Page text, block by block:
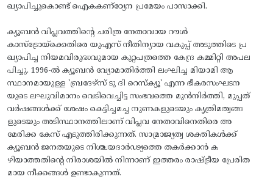
ഖ്യാപിച്ചുകൊണ്ട് ഐകകണ്ഠ്യേന പ്രമേയം പാസാക്കി.
ക്യൂബൻ വിപ്ലവത്തിന്റെ ചരിത്ര നേതാവായ റൗൾ
കാസ്ട്രോയ്ക്കെതിരെ യുഎസ് നീതിന്യായ വകുപ്പ് അടുത്തിടെ പ്ര
ഖ്യാപിച്ച നിയമവിരുദ്ധവുമായ കുറ്റപത്രത്തെ കേന്ദ്ര കമ്മിറ്റി അപല
പിച്ചു. 1996-ൽ ക്യൂബൻ വ്യോമാതിർത്തി ലംഘിച്ച മിയാമി ആ
സ്ഥാനമായുള്ള 'ബ്രദേഴ്സ് ടു ദി റെസ്ക്യൂ' എന്ന ഭീകരസംഘടന
യുടെ ലഘുവിമാനം വെടിവെച്ചിട്ട സംഭവത്തെ മുൻനിർത്തി, മുപ്പത്
വർഷങ്ങൾക്ക് ശേഷം കെട്ടിച്ചമച്ച നുണകളുടെയും കൃത്രിമത്വങ്ങ
ളുടെയും അടിസ്ഥാനത്തിലാണ് വിപ്ലവ നേതാവിനെതിരെ അ
മേരിക്ക കേസ് എടുത്തിരിക്കുന്നത്. സാമ്രാജ്യത്വ ശക്തികൾക്ക്
ക്യൂബൻ ജനതയുടെ നിശ്ചയദാർഢ്യത്തെ തകർക്കാൻ ക
ഴിയാത്തതിന്റെ നിരാശയിൽ നിന്നാണ് ഇത്തരം രാഷ്ട്രീയ പ്രേരിത
മായ നീക്കങ്ങൾ ഉണ്ടാകുന്നത്.